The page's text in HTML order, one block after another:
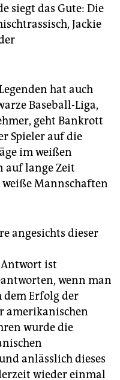
siegt das Gute: Die
Jackie
hat auch
Baseball-Liga,
geht Bankrott
Spieler auf die
im weißen
auf lange Zeit
Mannschaften
angesichts dieser
Antwort ist
wenn man
dem Erfolg der
amerikanischen
wurde die
anlässlich dieses
wieder einmal